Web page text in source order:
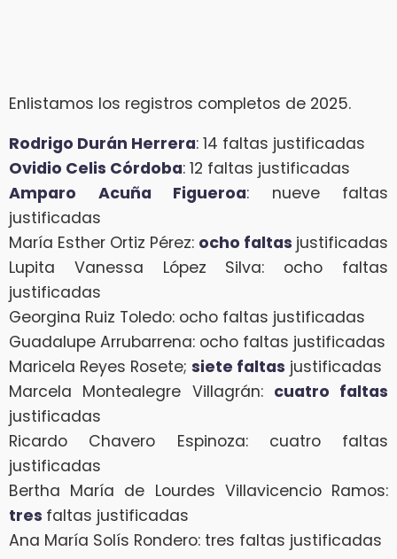
Enlistamos los registros completos de 2025.
Rodrigo Durán Herrera: 14 faltas justificadas
Ovidio Celis Córdoba: 12 faltas justificadas
Amparo Acuña Figueroa: nueve faltas
justificadas
María Esther Ortiz Pérez: ocho faltas justificadas
Lupita Vanessa López Silva: ocho faltas
justificadas
Georgina Ruiz Toledo: ocho faltas justificadas
Guadalupe Arrubarrena: ocho faltas justificadas
Maricela Reyes Rosete; siete faltas justificadas
Marcela Montealegre Villagrán: cuatro faltas
justificadas
Ricardo Chavero Espinoza: cuatro faltas
justificadas
Bertha María de Lourdes Villavicencio Ramos:
tres faltas justificadas
Ana María Solís Rondero: tres faltas justificadas